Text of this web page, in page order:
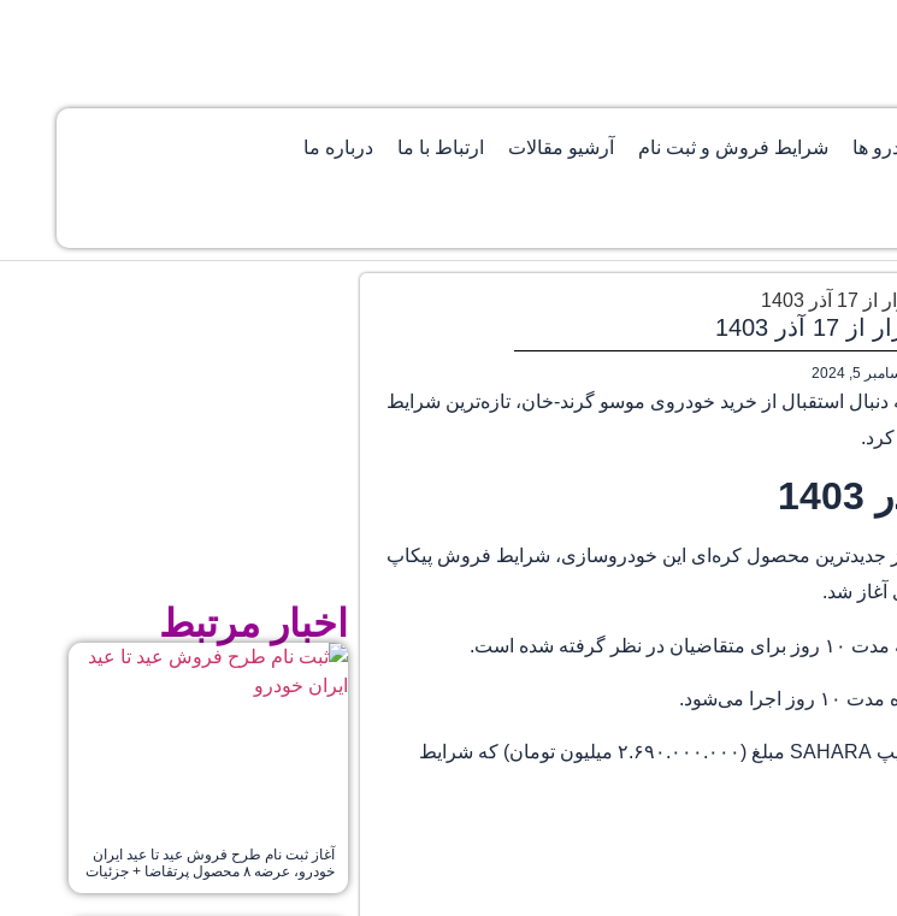
ها شرایط فروش و ثبت نام آرشیو مقالات ارتباط با ما درباره ما
1403
5, 2024
صنایع خودروسازی ایلیا، به دنبال استقبال از خرید خودروی موسو گرند-خان، تازه‌ترین شرایط
از جدیدترین محصول کره‌ای این خودروسازی، شرایط فروش پیکاپ
است.
قیمت این محصول برای تیپ SIGNATURE مبلغ (۳,۱۹۰.۰۰۰.۰۰۰ میلیون تومان) و تیپ SAHARA مبلغ (۲.۶۹۰.۰۰۰.۰۰۰ میلیون تومان) که شرایط
اخبار مرتبط
آغاز ثبت نام طرح فروش عید تا عید ایران
خودرو، عرضه ۸ محصول پرتقاضا + جزئیات